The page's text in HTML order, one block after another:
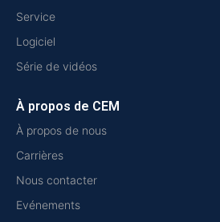
Service
Logiciel
Série de vidéos
À propos de CEM
À propos de nous
Carrières
Nous contacter
Evénements